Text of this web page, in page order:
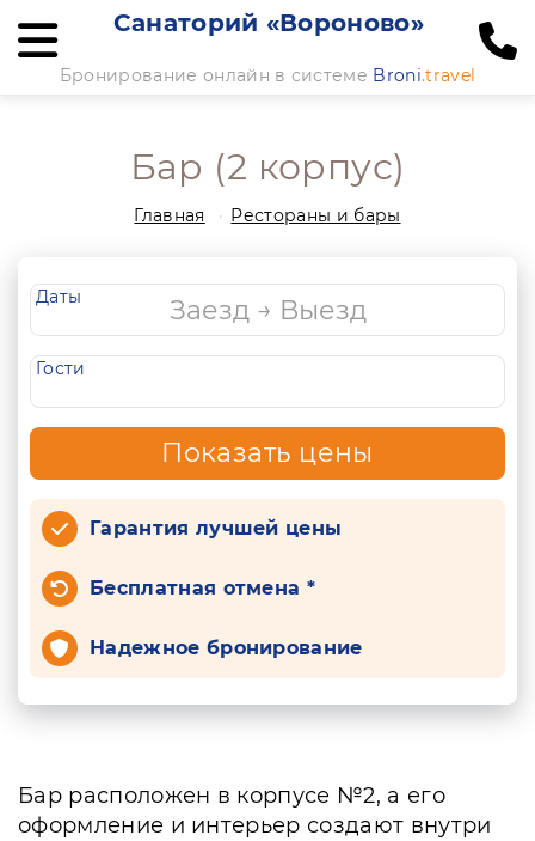
Санаторий «Вороново»
Бронирование онлайн в системе Broni.travel
Бар (2 корпус)
Главная Рестораны и бары
Даты
Гости
Показать цены
Гарантия лучшей цены
Бесплатная отмена *
Надежное бронирование
Бар расположен в корпусе №2, а его
оформление и интерьер создают внутри